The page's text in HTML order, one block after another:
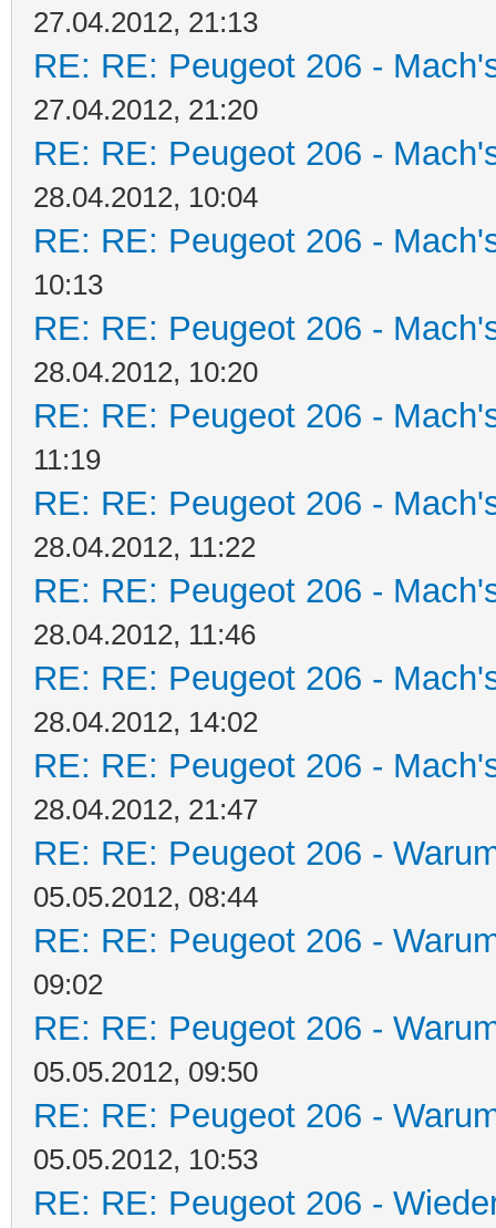
27.04.2012, 21:13
RE: RE: Peugeot 206 -
27.04.2012, 21:20
RE: RE: Peugeot 206 -
28.04.2012, 10:04
RE: RE: Peugeot 206 -
10:13
RE: RE: Peugeot 206 -
28.04.2012, 10:20
RE: RE: Peugeot 206 -
11:19
RE: RE: Peugeot 206 -
28.04.2012, 11:22
RE: RE: Peugeot 206 -
28.04.2012, 11:46
RE: RE: Peugeot 206 -
28.04.2012, 14:02
RE: RE: Peugeot 206 -
28.04.2012, 21:47
RE: RE: Peugeot 206 -
05.05.2012, 08:44
RE: RE: Peugeot 206 -
09:02
RE: RE: Peugeot 206 -
05.05.2012, 09:50
RE: RE: Peugeot 206 -
05.05.2012, 10:53
RE: RE: Peugeot 206 -